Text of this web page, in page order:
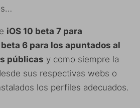
iOS 10 beta 7 para
6 para los apuntados al
públicas y como siempre la
sus respectivas webs o
los perfiles adecuados.